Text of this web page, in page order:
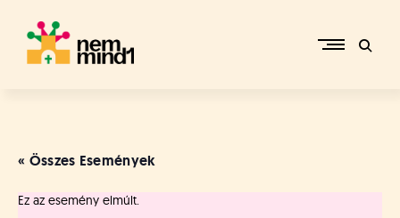
content
p
r
« Összes Események
Ez az esemény elmúlt.